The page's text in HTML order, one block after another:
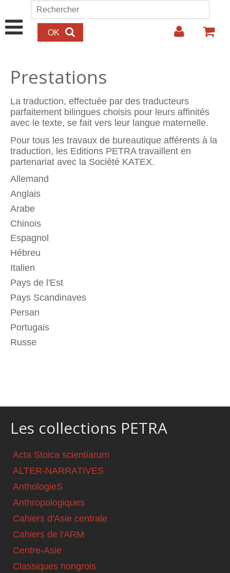
Aller au contenu principal
Formulaire de recherche
Rechercher
Prestations
La traduction, effectuée par des traducteurs
parfaitement bilingues choisis pour leurs affinités
avec le texte, se fait vers leur langue maternelle.
Pour tous les travaux de bureautique afférents à la
traduction, les Editions PETRA travaillent en
partenariat avec la Société KATEX.
Allemand
Anglais
Arabe
Chinois
Espagnol
Hébreu
Italien
Pays de l'Est
Pays Scandinaves
Persan
Portugais
Russe
Les collections PETRA
Acta Stoica scientiarum
ALTER-NARRATIVES
AnthologieS
Anthropologiques
Cahiers d'Asie centrale
Cahiers de l'ARM
Centre-Asie
Classiques hongrois